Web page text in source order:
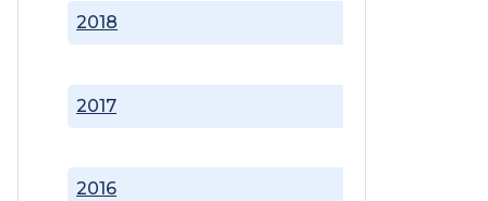
2016
2017
2018